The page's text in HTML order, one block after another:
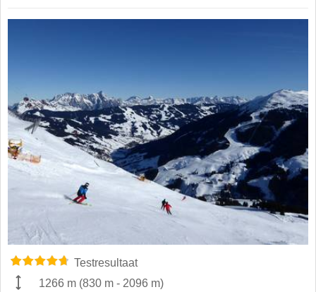
Testresultaat
1266 m (830 m - 2096 m)